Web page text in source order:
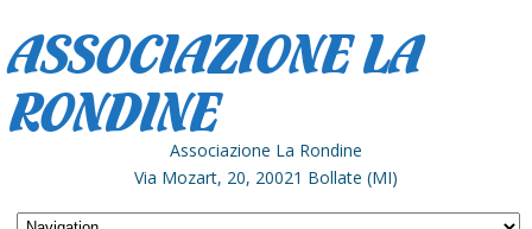
ASSOCIAZIONE LA
RONDINE
Associazione La Rondine
Via Mozart, 20, 20021 Bollate (MI)